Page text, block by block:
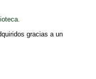
gracias a un